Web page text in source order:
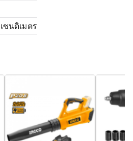
ซนติเมตร